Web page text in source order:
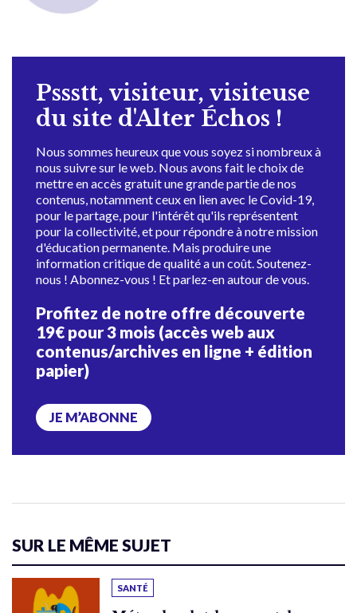
Pssstt, visiteur, visiteuse
du site d'Alter Échos !
Nous sommes heureux que vous soyez si nombreux à
nous suivre sur le web. Nous avons fait le choix de
mettre en accès gratuit une grande partie de nos
contenus, notamment ceux en lien avec le Covid-19,
pour le partage, pour l'intérêt qu'ils représentent
pour la collectivité, et pour répondre à notre mission
d'éducation permanente. Mais produire une
information critique de qualité a un coût. Soutenez-
nous ! Abonnez-vous ! Et parlez-en autour de vous.
Profitez de notre offre découverte
19€ pour 3 mois (accès web aux
contenus/archives en ligne + édition
papier)
JE M’ABONNE
SUR LE MÊME SUJET
SANTÉ